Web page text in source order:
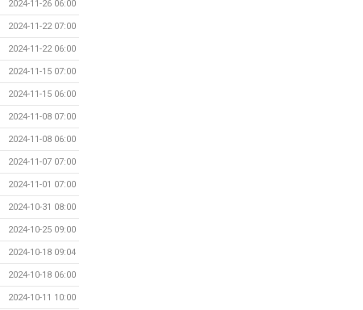
2024-11-26 06:00
2024-11-22 07:00
2024-11-22 06:00
2024-11-15 07:00
2024-11-15 06:00
2024-11-08 07:00
2024-11-08 06:00
2024-11-07 07:00
2024-11-01 07:00
2024-10-31 08:00
2024-10-25 09:00
2024-10-18 09:04
2024-10-18 06:00
2024-10-11 10:00